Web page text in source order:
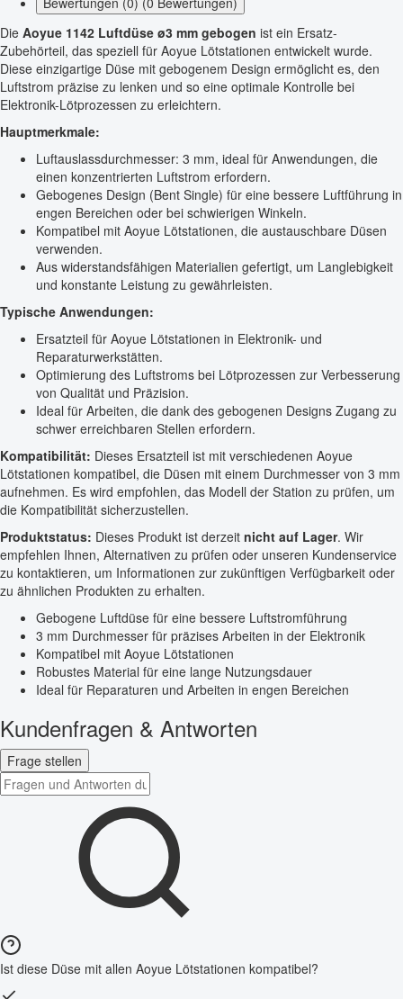
Die Aoyue 1142 Luftdüse ø3 mm gebogen ist ein Ersatz-
Zubehörteil, das speziell für Aoyue Lötstationen entwickelt wurde.
Diese einzigartige Düse mit gebogenem Design ermöglicht es, den
Luftstrom präzise zu lenken und so eine optimale Kontrolle bei
Elektronik-Lötprozessen zu erleichtern.
Hauptmerkmale:
Luftauslassdurchmesser: 3 mm, ideal für Anwendungen, die
einen konzentrierten Luftstrom erfordern.
Gebogenes Design (Bent Single) für eine bessere Luftführung in
engen Bereichen oder bei schwierigen Winkeln.
Kompatibel mit Aoyue Lötstationen, die austauschbare Düsen
verwenden.
Aus widerstandsfähigen Materialien gefertigt, um Langlebigkeit
und konstante Leistung zu gewährleisten.
Typische Anwendungen:
Ersatzteil für Aoyue Lötstationen in Elektronik- und
Reparaturwerkstätten.
Optimierung des Luftstroms bei Lötprozessen zur Verbesserung
von Qualität und Präzision.
Ideal für Arbeiten, die dank des gebogenen Designs Zugang zu
schwer erreichbaren Stellen erfordern.
Kompatibilität: Dieses Ersatzteil ist mit verschiedenen Aoyue
Lötstationen kompatibel, die Düsen mit einem Durchmesser von 3 mm
aufnehmen. Es wird empfohlen, das Modell der Station zu prüfen, um
die Kompatibilität sicherzustellen.
Produktstatus: Dieses Produkt ist derzeit nicht auf Lager. Wir
empfehlen Ihnen, Alternativen zu prüfen oder unseren Kundenservice
zu kontaktieren, um Informationen zur zukünftigen Verfügbarkeit oder
zu ähnlichen Produkten zu erhalten.
Gebogene Luftdüse für eine bessere Luftstromführung
3 mm Durchmesser für präzises Arbeiten in der Elektronik
Kompatibel mit Aoyue Lötstationen
Robustes Material für eine lange Nutzungsdauer
Ideal für Reparaturen und Arbeiten in engen Bereichen
Kundenfragen & Antworten
Frage stellen
Ist diese Düse mit allen Aoyue Lötstationen kompatibel?